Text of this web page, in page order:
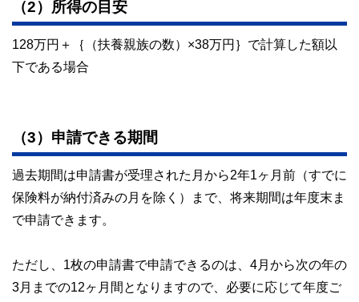
（2）所得の目安
128万円＋｛（扶養親族の数）×38万円｝で計算した額以
下である場合
（3）申請できる期間
過去期間は申請書が受理された月から2年1ヶ月前（すでに
保険料が納付済みの月を除く）まで、将来期間は年度末ま
で申請できます。
ただし、1枚の申請書で申請できるのは、4月から次の年の
3月までの12ヶ月間となりますので、必要に応じて年度ご